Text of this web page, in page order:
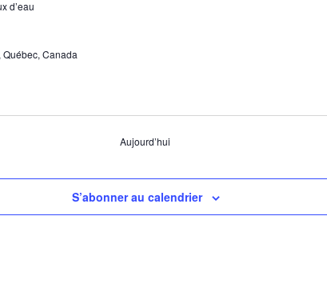
d’eau
Canada
Aujourd’hui
S’abonner au calendrier